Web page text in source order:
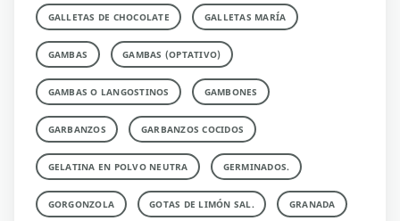
GALLETAS DE CHOCOLATE GALLETAS MARÍA
GAMBAS GAMBAS (OPTATIVO)
GAMBAS O LANGOSTINOS GAMBONES
GARBANZOS GARBANZOS COCIDOS
GELATINA EN POLVO NEUTRA GERMINADOS.
GORGONZOLA GOTAS DE LIMÓN SAL. GRANADA